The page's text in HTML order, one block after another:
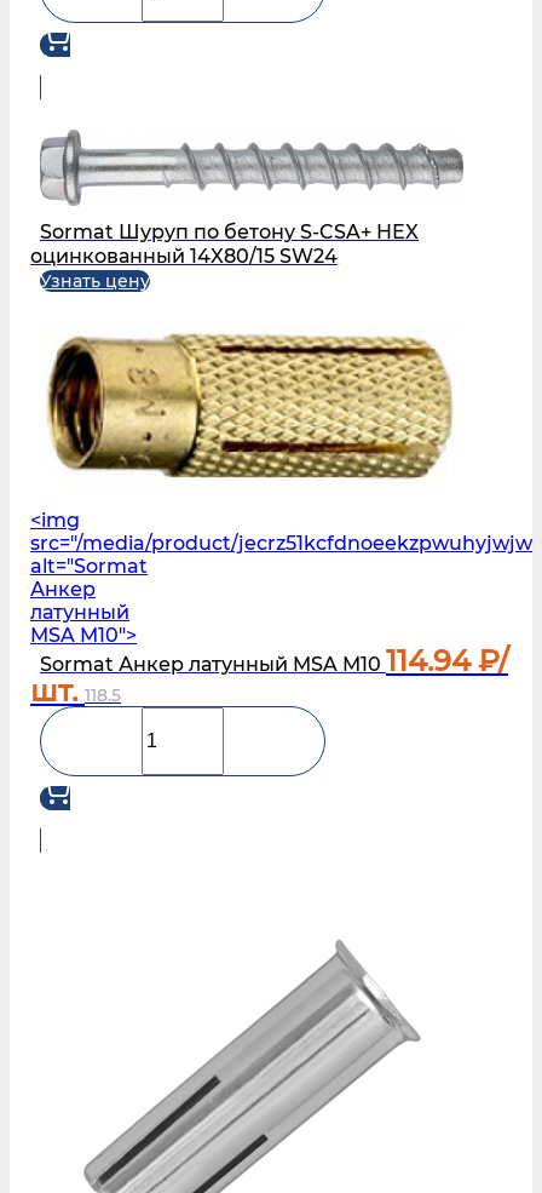
Sormat Шуруп по бетону S‑CSA+ HEX
оцинкованный 14X80/15 SW24
Узнать цену
<img
src="/media/product/
alt="Sormat
Анкер
латунный
MSA M10">
Sormat Анкер латунный MSA M10 114.94₽/
шт. 118.5